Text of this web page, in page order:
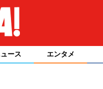
ース エンタメ